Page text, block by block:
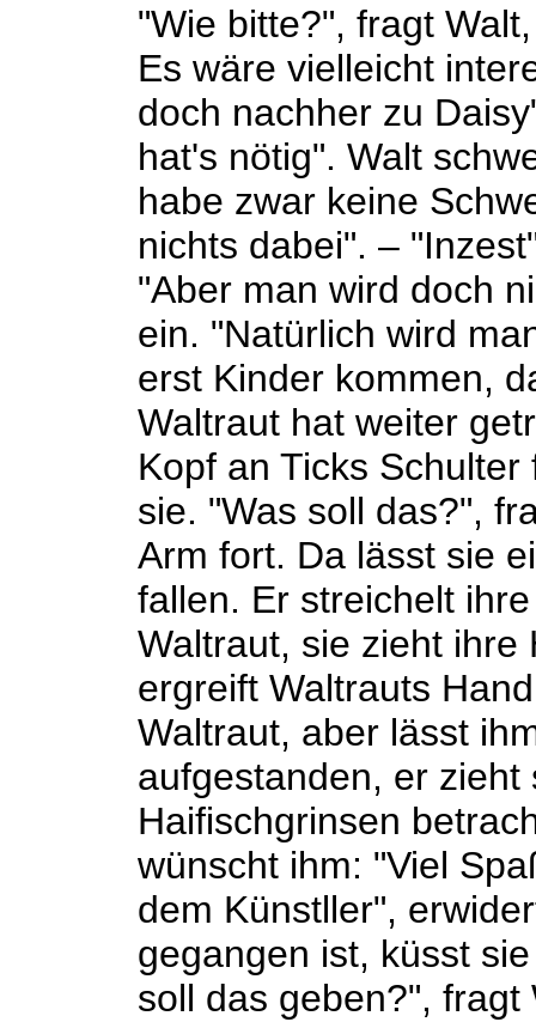
"Wie bitte?", fragt
Es wäre vielleicht
doch nachher zu
hat's nötig". Walt
habe zwar keine
nichts dabei". –
"Aber man wird doch
ein. "Natürlich wird
erst Kinder kommen,
Waltraut hat weiter
Kopf an Ticks
sie. "Was soll das?",
Arm fort. Da lässt sie
fallen. Er streichelt
Waltraut, sie zieht ihre
ergreift Waltrauts
Waltraut, aber lässt
aufgestanden, er
Haifischgrinsen
wünscht ihm: "Viel
dem Künstller",
gegangen ist, küsst
soll das geben?", fragt